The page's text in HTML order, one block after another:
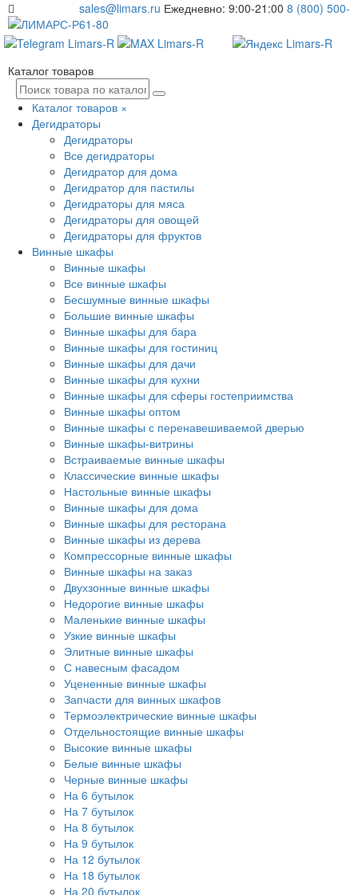
sales@limars.ru Ежедневно: 9:00-21:00 8 (800) 500-
61-80
Каталог товаров
Каталог товаров ×
Дегидраторы
Дегидраторы
Все дегидраторы
Дегидратор для дома
Дегидратор для пастилы
Дегидраторы для мяса
Дегидраторы для овощей
Дегидраторы для фруктов
Винные шкафы
Винные шкафы
Все винные шкафы
Бесшумные винные шкафы
Большие винные шкафы
Винные шкафы для бара
Винные шкафы для гостиниц
Винные шкафы для дачи
Винные шкафы для кухни
Винные шкафы для сферы гостеприимства
Винные шкафы оптом
Винные шкафы с перенавешиваемой дверью
Винные шкафы-витрины
Встраиваемые винные шкафы
Классические винные шкафы
Настольные винные шкафы
Винные шкафы для дома
Винные шкафы для ресторана
Винные шкафы из дерева
Компрессорные винные шкафы
Винные шкафы на заказ
Двухзонные винные шкафы
Недорогие винные шкафы
Маленькие винные шкафы
Узкие винные шкафы
Элитные винные шкафы
С навесным фасадом
Уцененные винные шкафы
Запчасти для винных шкафов
Термоэлектрические винные шкафы
Отдельностоящие винные шкафы
Высокие винные шкафы
Белые винные шкафы
Черные винные шкафы
На 6 бутылок
На 7 бутылок
На 8 бутылок
На 9 бутылок
На 12 бутылок
На 18 бутылок
На 20 бутылок